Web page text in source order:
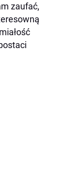
zaufać,